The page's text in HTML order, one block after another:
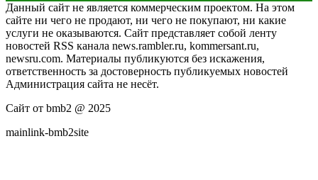
Данный сайт не является коммерческим проектом. На этом
сайте ни чего не продают, ни чего не покупают, ни какие
услуги не оказываются. Сайт представляет собой ленту
новостей RSS канала news.rambler.ru, kommersant.ru,
newsru.com. Материалы публикуются без искажения,
ответственность за достоверность публикуемых новостей
Администрация сайта не несёт.
Сайт от bmb2 @ 2025
mainlink-bmb2site